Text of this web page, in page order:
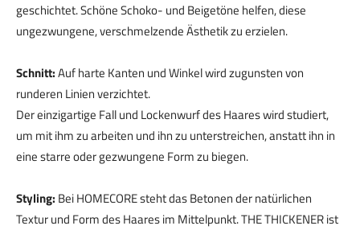
geschichtet. Schöne Schoko- und Beigetöne helfen, diese
ungezwungene, verschmelzende Ästhetik zu erzielen.
Schnitt:Auf harte Kanten und Winkel wird zugunsten von
runderen Linien verzichtet.
Der einzigartige Fall und Lockenwurf des Haares wird studiert,
um mit ihm zu arbeiten und ihn zu unterstreichen, anstatt ihn in
eine starre oder gezwungene Form zu biegen.
Styling: Bei HOMECORE steht das Betonen der natürlichen
Textur und Form des Haares im Mittelpunkt. THE THICKENER ist